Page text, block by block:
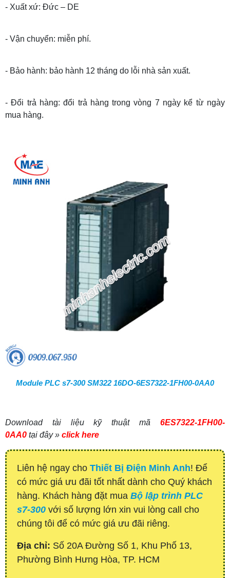
- Xuất xứ: Đức – DE
- Vận chuyển: miễn phí.
- Bảo hành: bảo hành 12 tháng do lỗi nhà sản xuất.
- Đổi trả hàng: đổi trả hàng trong vòng 7 ngày kể từ ngày
mua hàng.
Module PLC s7-300 SM322 16DO-6ES7322-1FH00-0AA0
Download tài liệu kỹ thuật mã 6ES7322-1FH00-
0AA0 tại đây » click here
Liên hệ ngay cho Thiết Bị Điện Minh Anh! Để
có mức giá ưu đãi tốt nhất dành cho Quý khách
hàng. Khách hàng đặt mua Bộ lập trình PLC
s7-300 với số lượng lớn xin vui lòng call cho
chúng tôi để có mức giá ưu đãi riêng.
Địa chỉ: Số 20A Đường Số 1, Khu Phố 13,
Phường Bình Hưng Hòa, TP. HCM